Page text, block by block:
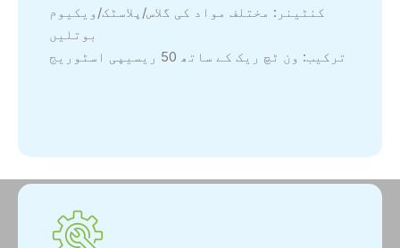
کنٹینر: مختلف مواد کی گلاس/پلاسٹک/ویکیوم
بوتلیں
ترکیب: ون ٹچ ریک کے ساتھ 50 ریسیپی اسٹوریج